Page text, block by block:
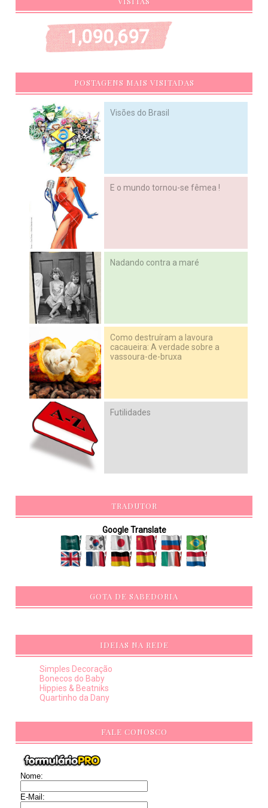
1,090,697
POSTAGENS MAIS VISITADAS
Visões do Brasil
E o mundo tornou-se fêmea !
Nadando contra a maré
Como destruíram a lavoura
cacaueira: A verdade sobre a
vassoura-de-bruxa
Futilidades
TRADUTOR
Google Translate
GOTA DE SABEDORIA
IDEIAS NA REDE
Simples Decoração
Bonecos do Baby
Hippies & Beatniks
Quartinho da Dany
FALE CONOSCO
Nome:
E-Mail: